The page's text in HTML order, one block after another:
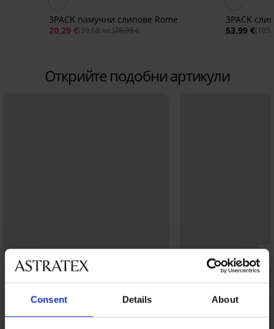
Consent Details About
3PACK памучни слипове Rome
20,29 €(39,68 лв.)28,99 €
3PACK
53,99 €
Открийте подобни артикули